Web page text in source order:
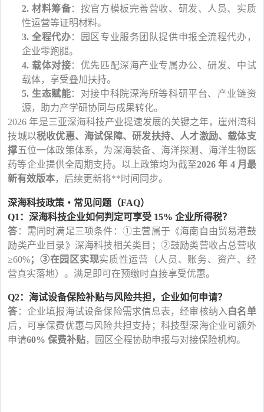
2. 材料筹备：按官方模板完善营收、研发、人员、实质
性运营等证明材料。
3. 全程代办：园区专业服务团队提供申报全流程代办，
企业零跑腿。
4. 载体对接：优先匹配深海产业专属办公、研发、中试
载体，享受叠加扶持。
5. 生态赋能：对接中科院深海所等科研平台、产业链资
源，助力产学研协同与成果转化。
2026 年是三亚深海科技产业提速发展的关键之年，崖州湾科
技城以税收优惠、海试保障、研发扶持、人才激励、载体支
撑五位一体政策体系，为深海装备、海洋探测、海洋生物医
药等企业提供全周期支持。以上政策均为截至2026 年 4 月最
新有效版本，后续更新将**时间同步。
深海科技政策・常见问题（FAQ）
Q1：深海科技企业如何判定可享受 15% 企业所得税？
答 ：需同时满足三项条件：①主营属于《海南自由贸易港鼓
励类产业目录》深海科技相关类目；②鼓励类营收占总营收
≥60%；③在园区实现实质性运营（人员、账务、资产、经
营真实落地）。满足即可在预缴时直接享受优惠。
Q2：海试设备保险补贴与风险共担，企业如何申请？
答 ：企业填报海试设备保险需求信息表，经审核纳入 白名单
后，可享保费优惠与风险共担支持；科技型深海企业可额外
申请60% 保费补贴，园区全程协助申报与对接保险机构。